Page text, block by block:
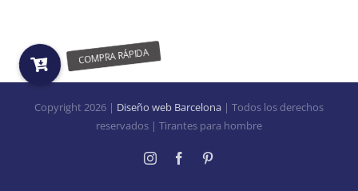
Copyright 2026 | Diseño web Barcelona | Todos los derechos
reservados | Tirantes para hombre
InstagramFacebook